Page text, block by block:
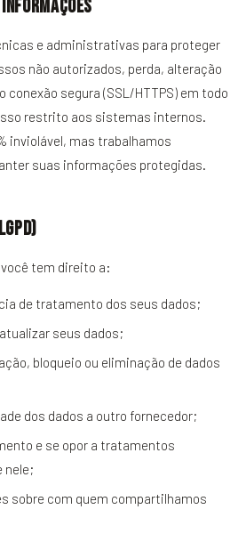
e administrativas para proteger
não autorizados, perda, alteração
conexão segura (SSL/HTTPS) em todo
restrito aos sistemas internos.
inviolável, mas trabalhamos
suas informações protegidas.
você tem direito a:
de tratamento dos seus dados;
seus dados;
bloqueio ou eliminação de dados
dos dados a outro fornecedor;
e se opor a tratamentos
nele;
sobre com quem compartilhamos